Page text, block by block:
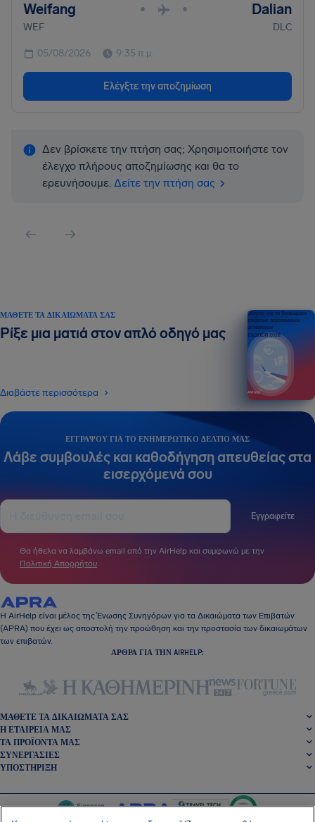
Weifang • • Dalian
WEF DLC
05/08/2026 9:35 π.μ.
Ελέγξτε την αποζημίωση
Δεν βρίσκετε την πτήση σας; Χρησιμοποιήστε τον
έλεγχο πλήρους αποζημίωσης και θα το
ερευνήσουμε. Δείτε την πτήση σας
ΕΓΓΡΆΨΟΥ ΓΙΑ ΤΟ ΕΝΗΜΕΡΩΤΙΚΌ ΔΕΛΤΊΟ ΜΑΣ
Λάβε συμβουλές και καθοδήγηση απευθείας στα
εισερχόμενά σου
Εγγραφείτε
Θα ήθελα να λαμβάνω email από την AirHelp και συμφωνώ με την
Πολιτική Απορρήτου.
ΜΆΘΕΤΕ ΤΑ ΔΙΚΑΙΏΜΑΤΆ ΣΑΣ
Ρίξε μια ματιά στον απλό οδηγό μας
Διαβάστε περισσότερα
Οδηγός για τα δικαιώματα
επιβατών αεροπορικών
μεταφορών
ΕΚΔΟΣΗ 2026
Η AirHelp είναι μέλος της Ένωσης Συνηγόρων για τα Δικαιώματα των Επιβατών
(APRA) που έχει ως αποστολή την προώθηση και την προστασία των δικαιωμάτων
των επιβατών.
ΆΡΘΡΑ ΓΙΑ ΤΗΝ AIRHELP:
ΜΆΘΕΤΕ ΤΑ ΔΙΚΑΙΏΜΑΤΆ ΣΑΣ
Η ΕΤΑΙΡΕΊΑ ΜΑΣ
ΤΑ ΠΡΟΪΌΝΤΑ ΜΑΣ
ΣΥΝΕΡΓΑΣΊΕΣ
ΥΠΟΣΤΉΡΙΞΗ